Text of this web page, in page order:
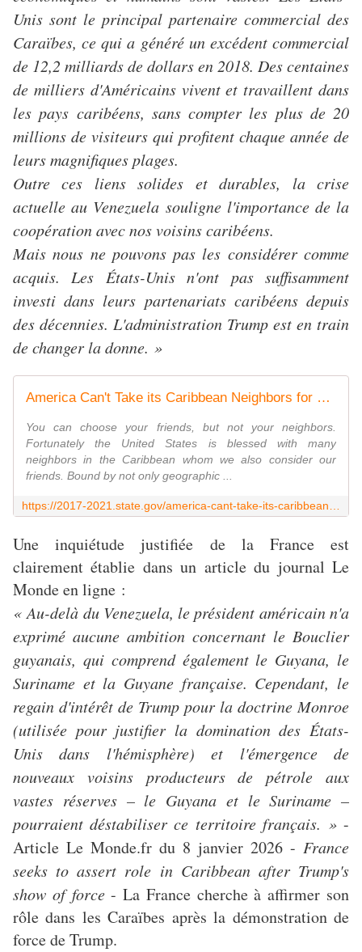
Unis sont le principal partenaire commercial des
Caraïbes, ce qui a généré un excédent commercial
de 12,2 milliards de dollars en 2018. Des centaines
de milliers d'Américains vivent et travaillent dans
les pays caribéens, sans compter les plus de 20
millions de visiteurs qui profitent chaque année de
leurs magnifiques plages.
Outre ces liens solides et durables, la crise
actuelle au Venezuela souligne l'importance de la
coopération avec nos voisins caribéens.
Mais nous ne pouvons pas les considérer comme
acquis. Les États-Unis n'ont pas suffisamment
investi dans leurs partenariats caribéens depuis
des décennies. L'administration Trump est en train
de changer la donne. »
America Can't Take its Caribbean Neighbors for Granted. Under Trump, it Doesn't - United States Department of State
You can choose your friends, but not your neighbors.
Fortunately the United States is blessed with many
neighbors in the Caribbean whom we also consider our
friends. Bound by not only geographic ...
Une inquiétude justifiée de la France est
clairement établie dans un article du journal Le
Monde en ligne :
« Au-delà du Venezuela, le président américain n'a
exprimé aucune ambition concernant le Bouclier
guyanais, qui comprend également le Guyana, le
Suriname et la Guyane française. Cependant, le
regain d'intérêt de Trump pour la doctrine Monroe
(utilisée pour justifier la domination des États-
Unis dans l'hémisphère) et l'émergence de
nouveaux voisins producteurs de pétrole aux
vastes réserves – le Guyana et le Suriname –
pourraient déstabiliser ce territoire français. »-
Article Le Monde.fr du 8 janvier 2026 - France
seeks to assert role in Caribbean after Trump's
show of force- La France cherche à affirmer son
rôle dans les Caraïbes après la démonstration de
force de Trump.